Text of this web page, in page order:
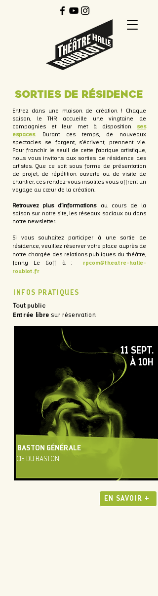
SORTIES DE RÉSIDENCE
Entrez dans une maison de création ! Chaque
saison, le THR accueille une vingtaine de
compagnies et leur met à disposition
ses
espaces. Durant ces temps, de nouveaux
spectacles se forgent, s’écrivent, prennent vie.
Pour franchir le seuil de cette fabrique artistique,
nous vous invitons aux sorties de résidence des
artistes. Que ce soit sous forme de présentation
de projet, de répétition ouverte ou de visite de
chantier, ces rendez-vous insolites vous offrent un
voyage au cœur de la création.
Retrouvez plus d’informationsau cours de la
saison sur notre site, les réseaux sociaux ou dans
notre newsletter.
Si vous souhaitez participer à une sortie de
résidence, veuillez réserver votre place auprès de
notre chargée des relations publiques du théâtre,
Jenny Le Goff à : rpcom@theatre-halle-
roublot.fr
INFOS PRATIQUES
Tout public
Entrée libre sur réservation
11 SEPT.
À 10H
CIE DU BASTON
BASTON GÉNÉRALE
EN SAVOIR +